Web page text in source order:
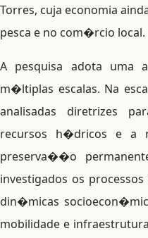
Torres, cuja economia
pesca e no com�rcio local.
A pesquisa adota uma
m�ltiplas escalas. Na
analisadas diretrizes
recursos h�dricos e a
preserva��o
investigados os
din�micas
mobilidade e